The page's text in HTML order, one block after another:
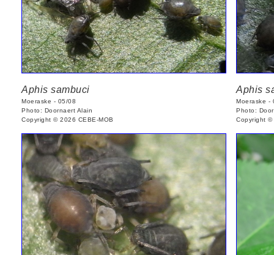
Aphis sambuci
Moeraske - 05/08
Photo: Doornaert Alain
Copyright © 2026 CEBE-MOB
Aphis
Moeraske -
Photo:
Copyright ©